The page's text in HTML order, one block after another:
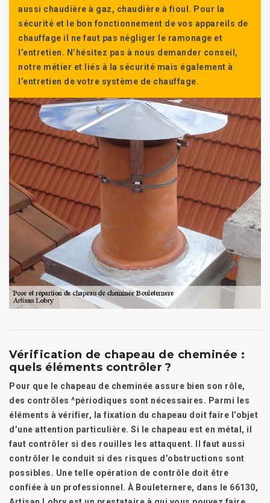
aussi chaudière à gaz, chaudière à fioul. Pour la
sécurité et le bon fonctionnement de vos appareils de
chauffage il ne faut pas négliger le ramonage et
l’entretien. N’hésitez pas à nous demander conseil,
notre métier et liés à la sécurité mais également à
l’entretien de votre système de chauffage.
Vérification de chapeau de cheminée :
quels éléments contrôler ?
Pour que le chapeau de cheminée assure bien son rôle,
des contrôles ^périodiques sont nécessaires. Parmi les
éléments à vérifier, la fixation du chapeau doit faire l’objet
d’une attention particulière. Si le chapeau est en métal, il
faut contrôler si des rouilles les attaquent. Il faut aussi
contrôler le conduit si des risques d’obstructions sont
possibles. Une telle opération de contrôle doit être
confiée à un professionnel. À Bouleternere, dans le 66130,